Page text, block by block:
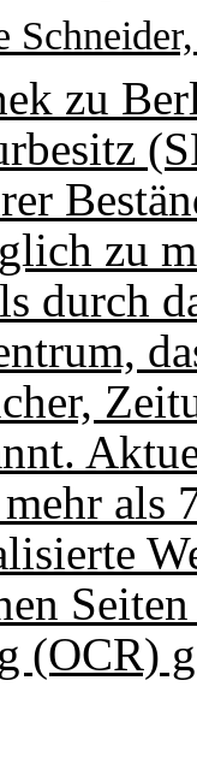
zu
zu
durch
als
(OCR)